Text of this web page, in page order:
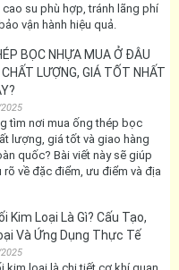
su phù hợp, tránh lãng phí
vận hành hiệu quả.
BỌC NHỰA MUA Ở ĐÂU
LƯỢNG, GIÁ TỐT NHẤT
tìm nơi mua ống thép bọc
lượng, giá tốt và giao hàng
quốc? Bài viết này sẽ giúp
rõ về đặc điểm, ưu điểm và địa
Kim Loại Là Gì? Cấu Tạo,
Và Ứng Dụng Thực Tế
kim loại là chi tiết cơ khí quan